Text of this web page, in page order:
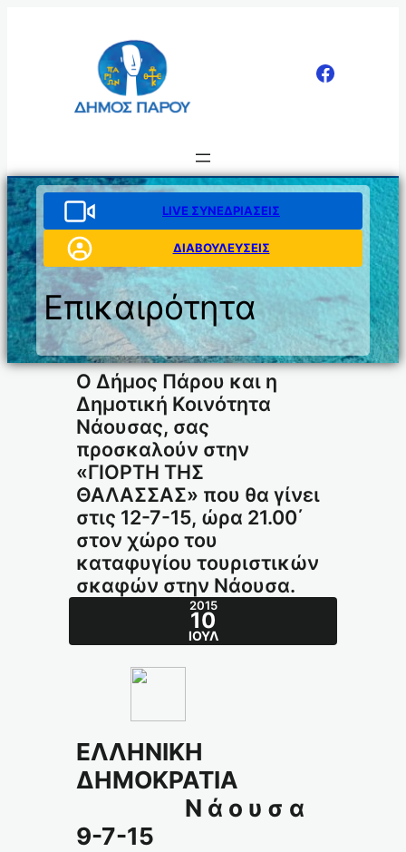
LIVE ΣΥΝΕΔΡΙΑΣΕΙΣ
ΔΙΑΒΟΥΛΕΥΣΕΙΣ
Επικαιρότητα
O Δήμος Πάρου και η
Δημοτική Κοινότητα
Νάουσας, σας
προσκαλούν στην
«ΓΙΟΡΤΗ ΤΗΣ
ΘΑΛΑΣΣΑΣ» που θα γίνει
στις 12-7-15, ώρα 21.00΄
στον χώρο του
καταφυγίου τουριστικών
σκαφών στην Νάουσα.
2015
10
ΙΟΎΛ
ΕΛΛΗΝΙΚΗ
ΔΗΜΟΚΡΑΤΙΑ
N ά ο υ σ α
9-7-15